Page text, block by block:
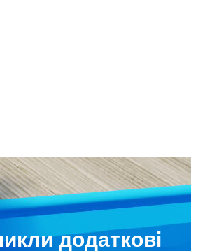
додаткові